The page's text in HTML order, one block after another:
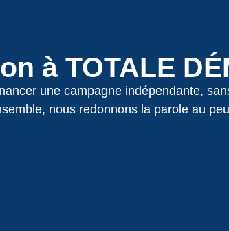
à TOTALE
une campagne indépendante,
nous redonnons la parole au